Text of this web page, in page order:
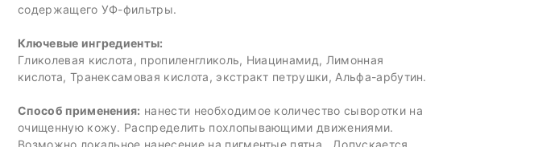
содержащего УФ-фильтры.
Ключевые ингредиенты:
Гликолевая кислота, пропиленгликоль, Ниацинамид, Лимонная
кислота, Транексамовая кислота, экстракт петрушки, Альфа-арбутин.
Способ применения: нанести необходимое количество сыворотки на
очищенную кожу. Распределить похлопывающими движениями.
Возможно локальное нанесение на пигментые пятна. Допускается